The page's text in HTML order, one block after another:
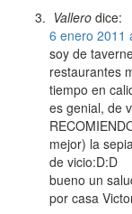
Vallero dice:
6 enero 2011
soy de
restaurantes
tiempo en
es genial, de
mejor) la
de vicio:D:D
bueno un
por casa